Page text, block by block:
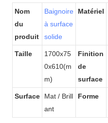
Nom
du
produit
Baignoire
à surface
solide
Matériel
Taille
1700x75
0x610(m
m)
Finition
de
surface
Surface
Mat / Brill
ant
Forme